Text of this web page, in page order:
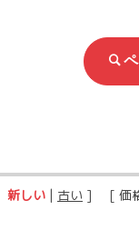
新しい | 古い ] [ 価